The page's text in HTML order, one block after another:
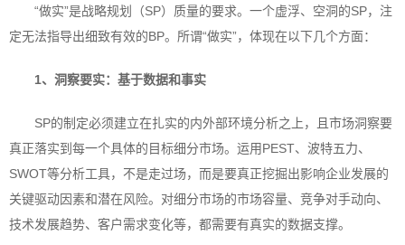
“做实”是战略规划（SP）质量的要求。一个虚浮、空洞的SP，注
定无法指导出细致有效的BP。所谓“做实”，体现在以下几个方面：
1、 洞察要实：基于数据和事实
SP的制定必须建立在扎实的内外部环境分析之上，且市场洞察要
真正落实到每一个具体的目标细分市场。运用PEST、波特五力、
SWOT等分析工具，不是走过场，而是要真正挖掘出影响企业发展的
关键驱动因素和潜在风险。对细分市场的市场容量、竞争对手动向、
技术发展趋势、客户需求变化等，都需要有真实的数据支撑。